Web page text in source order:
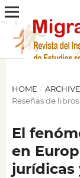
HOME /
Reseñas de libros
El
en
jurídicas